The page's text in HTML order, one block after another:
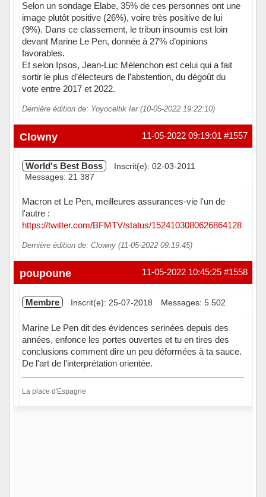
Selon un sondage Elabe, 35% de ces personnes ont une
image plutôt positive (26%), voire très positive de lui
(9%). Dans ce classement, le tribun insoumis est loin
devant Marine Le Pen, donnée à 27% d’opinions
favorables.
Et selon Ipsos, Jean-Luc Mélenchon est celui qui a fait
sortir le plus d’électeurs de l’abstention, du dégoût du
vote entre 2017 et 2022.
Dernière édition de: Yoyoceltik Ier (10-05-2022 19:22:10)
#1557
11-05-2022 09:19:01
Clowny
World's Best Boss
Inscrit(e): 02-03-2011
Messages: 21 387
Macron et Le Pen, meilleures assurances-vie l'un de
l'autre :
https://twitter.com/BFMTV/status/1524103080626864128
Dernière édition de: Clowny (11-05-2022 09:19:45)
Hors ligne #1558
11-05-2022 10:45:25
poupoune
Membre Inscrit(e): 25-07-2018 Messages: 5 502
Marine Le Pen dit des évidences serinées depuis des
années, enfonce les portes ouvertes et tu en tires des
conclusions comment dire un peu déformées à ta sauce.
De l'art de l'interprétation orientée.
La place d'Espagne